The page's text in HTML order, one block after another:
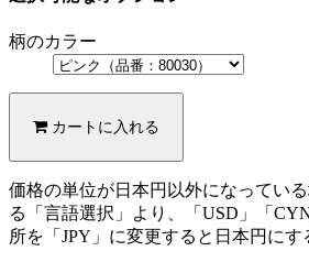
柄のカラー
カートに入れる
価格の単位が日本円以外になってい
る「言語選択」より、「USD」「
所を「JPY」に変更すると日本円にす